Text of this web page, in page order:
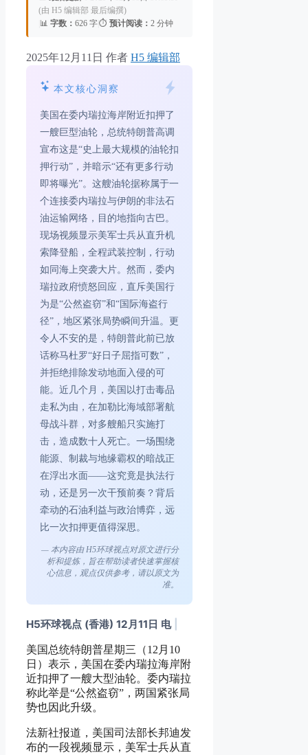
(由 H5 编辑部 最后编撰)
📊 字数： 626 字⏱️ 预计阅读： 2 分钟
2025年12月11日 作者 H5 编辑部
本文核心洞察
美国在委内瑞拉海岸附近扣押了
一艘巨型油轮，总统特朗普高调
宣布这是“史上最大规模的油轮扣
押行动”，并暗示“还有更多行动
即将曝光”。这艘油轮据称属于一
个连接委内瑞拉与伊朗的非法石
油运输网络，目的地指向古巴。
现场视频显示美军士兵从直升机
索降登船，全程武装控制，行动
如同海上突袭大片。然而，委内
瑞拉政府愤怒回应，直斥美国行
为是“公然盗窃”和“国际海盗行
径”，地区紧张局势瞬间升温。更
令人不安的是，特朗普此前已放
话称马杜罗“好日子屈指可数”，
并拒绝排除发动地面入侵的可
能。近几个月，美国以打击毒品
走私为由，在加勒比海域部署航
母战斗群，对多艘船只实施打
击，造成数十人死亡。一场围绕
能源、制裁与地缘霸权的暗战正
在浮出水面——这究竟是执法行
动，还是另一次干预前奏？背后
牵动的石油利益与政治博弈，远
比一次扣押更值得深思。
— 本内容由 H5环球视点对原文进行分
析和提炼，旨在帮助读者快速掌握核
心信息，观点仅供参考，请以原文为
准。
H5环球视点 (香港) 12月11日 电
美国总统特朗普星期三（12月10
日）表示，美国在委内瑞拉海岸附
近扣押了一艘大型油轮。委内瑞拉
称此举是“公然盗窃”，两国紧张局
势也因此升级。
法新社报道，美国司法部长邦迪发
布的一段视频显示，美军士兵从直